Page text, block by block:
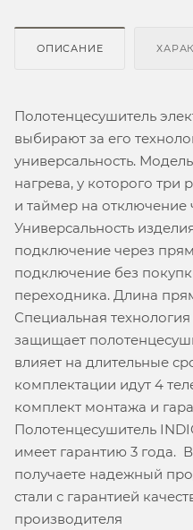
ОПИСАНИЕ
Полотенцесушитель
выбирают за его
универсальность.
нагрева, у которого три
и таймер на отключение
Универсальность
подключение через
подключение без
переходника. Длина
Специальная
защищает
влияет на длительные
комплектации идут 4
комплект монтажа и
Полотенцесушитель
имеет гарантию 3 года.
получаете надежный
стали с гарантией
производителя